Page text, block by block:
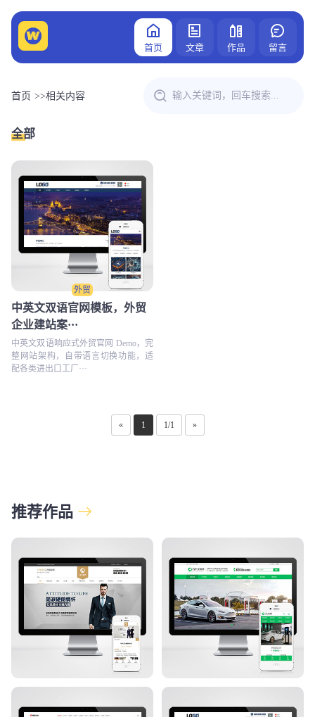
首页 文章 作品 留言
首页 >>相关内容
全部
外贸
中英文双语官网模板，外贸
企业建站案···
中英文双语响应式外贸官网 Demo，完
整网站架构，自带语言切换功能，适
配各类进出口工厂···
« 1 1/1 »
推荐作品